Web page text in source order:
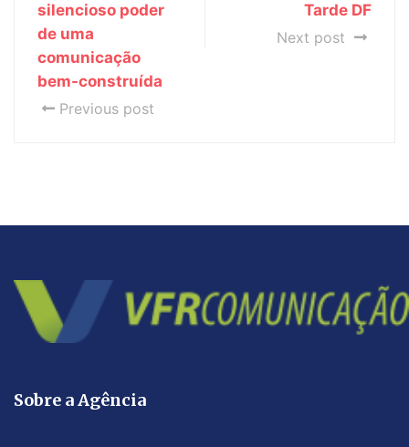
silencioso poder
de uma
comunicação
bem-construída
Previous post
Tarde DF
Next post
Sobre a Agência